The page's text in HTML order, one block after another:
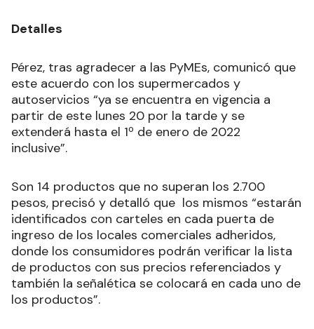
Detalles
Pérez, tras agradecer a las PyMEs, comunicó que
este acuerdo con los supermercados y
autoservicios “ya se encuentra en vigencia a
partir de este lunes 20 por la tarde y se
extenderá hasta el 1º de enero de 2022
inclusive”.
Son 14 productos que no superan los 2.700
pesos, precisó y detalló que los mismos “estarán
identificados con carteles en cada puerta de
ingreso de los locales comerciales adheridos,
donde los consumidores podrán verificar la lista
de productos con sus precios referenciados y
también la señalética se colocará en cada uno de
los productos”.